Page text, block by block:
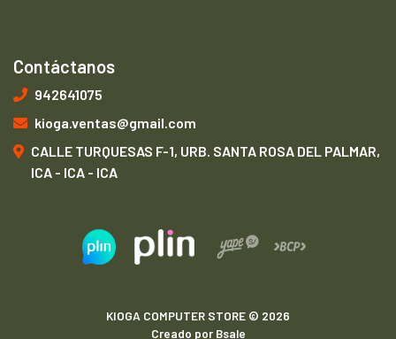
Contáctanos
942641075
kioga.ventas@gmail.com
CALLE TURQUESAS F-1, URB. SANTA ROSA DEL PALMAR,
ICA - ICA - ICA
KIOGA COMPUTER STORE © 2026
Creado por Bsale